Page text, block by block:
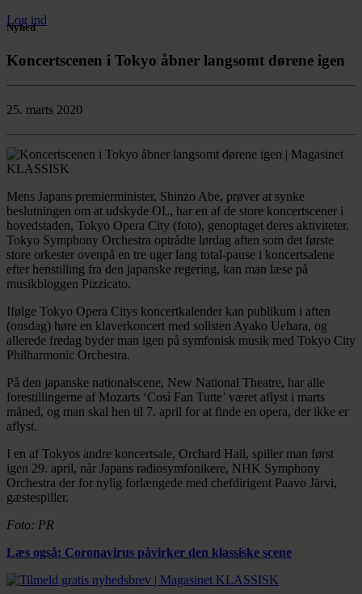
Log ind
Nyhed
Koncertscenen i Tokyo åbner langsomt dørene igen
25. marts 2020
Mens Japans premierminister, Shinzo Abe, prøver at synke
beslutningen om at udskyde OL, har en af de store koncertscener i
hovedstaden, Tokyo Opera City (foto), genoptaget deres aktiviteter.
Tokyo Symphony Orchestra optrådte lørdag aften som det første
store orkester ovenpå en tre uger lang total-pause i koncertsalene
efter henstilling fra den japanske regering, kan man læse på
musikbloggen Pizzicato.
Ifølge Tokyo Opera Citys koncertkalender kan publikum i aften
(onsdag) høre en klaverkoncert med solisten Ayako Uehara, og
allerede fredag byder man igen på symfonisk musik med Tokyo City
Philharmonic Orchestra.
På den japanske nationalscene, New National Theatre, har alle
forestillingerne af Mozarts ‘Così Fan Tutte’ været aflyst i marts
måned, og man skal hen til 7. april for at finde en opera, der ikke er
aflyst.
I en af Tokyos andre koncertsale, Orchard Hall, spiller man først
igen 29. april, når Japans radiosymfonikere, NHK Symphony
Orchestra der for nylig forlængede med chefdirigent Paavo Järvi,
gæstespiller.
Foto: PR
Læs også: Coronavirus påvirker den klassiske scene